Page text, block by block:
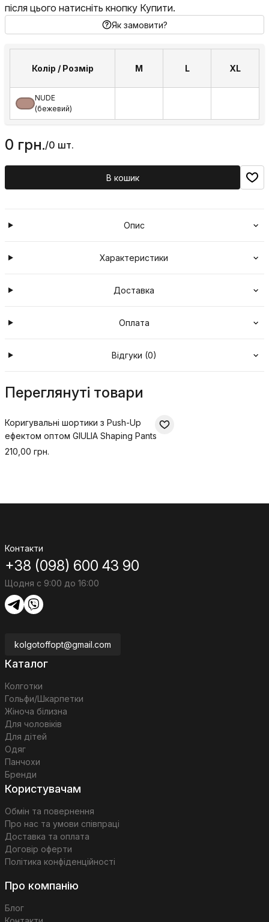
після цього натисніть кнопку Купити.
Як замовити?
Колір / Розмір M L XL
NUDE
(бежевий)
0 грн./0 шт.
В кошик
Опис
Характеристики
Доставка
Оплата
Відгуки (0)
Переглянуті товари
Коригувальні шортики з Push-Up
ефектом оптом GIULIA Shaping Pants
210,00 грн.
Контакти
+38 (098) 600 43 90
Щодня с 9:00 до 16:00
kolgotoffopt@gmail.com
Каталог
Колготки
Гольфи/Шкарпетки
Жіноча білизна
Для чоловіків
Для дітей
Одяг
Панчохи
Бренди
Користувачам
Обмін та повернення
Про нас та умови співпраці
Доставка та оплата
Договір оферти
Політика конфіденційності
Про компанію
Блог